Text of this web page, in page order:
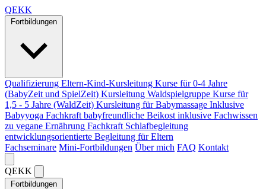
QEKK
Fortbildungen
Qualifizierung Eltern-Kind-Kursleitung Kurse für 0-4 Jahre
(BabyZeit und SpielZeit) Kursleitung Waldspielgruppe Kurse für
1,5 - 5 Jahre (WaldZeit) Kursleitung für Babymassage Inklusive
Babyyoga Fachkraft babyfreundliche Beikost inklusive Fachwissen
zu vegane Ernährung Fachkraft Schlafbegleitung
entwicklungsorientierte Begleitung für Eltern
Fachseminare Mini-Fortbildungen Über mich FAQ Kontakt
QEKK
Fortbildungen